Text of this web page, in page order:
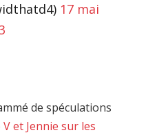
17 mai
de spéculations
et Jennie sur les